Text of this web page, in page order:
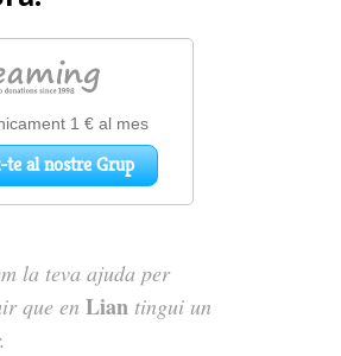
la teva ajuda per
que en Lian tingui un